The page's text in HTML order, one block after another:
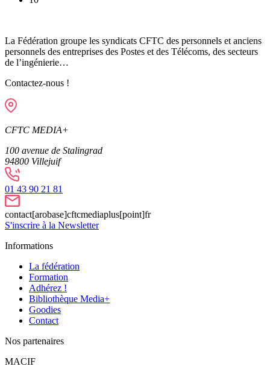
La Fédération groupe les syndicats CFTC des personnels et anciens
personnels des entreprises des Postes et des Télécoms, des secteurs
de l’ingénierie…
Contactez-nous !
CFTC MEDIA+
100 avenue de Stalingrad
94800 Villejuif
01 43 90 21 81
contact[arobase]cftcmediaplus[point]fr
S'inscrire à la Newsletter
Informations
La fédération
Formation
Adhérez !
Bibliothèque Media+
Goodies
Contact
Nos partenaires
MACIF